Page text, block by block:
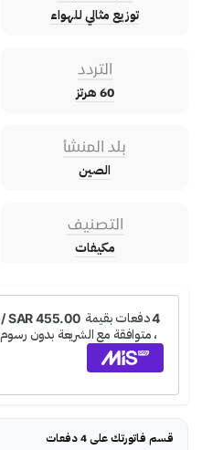
توزيع مثالي للهواء
التردد
60 هرتز
بلد المنشأ
الصين
التصنيف
مكيفات
قسم فاتورتك على 4 دفعات